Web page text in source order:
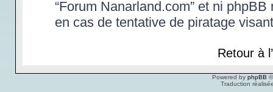
“Forum Nanarland.com” et ni
en cas de tentative de piratage
Retour à
Powered by phpBB
Traduction